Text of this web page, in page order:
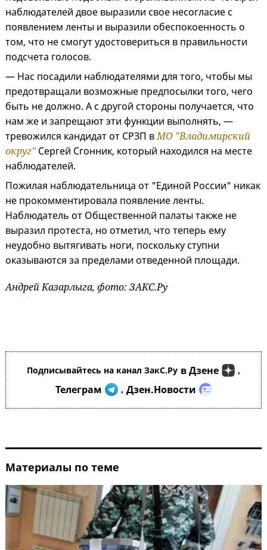
наблюдателей двое выразили свое несогласие с
появлением ленты и выразили обеспокоенность о
том, что не смогут удостовериться в правильности
подсчета голосов.
— Нас посадили наблюдателями для того, чтобы мы
предотвращали возможные предпосылки того, чего
быть не должно. А с другой стороны получается, что
нам же и запрещают эти функции выполнять, —
тревожился кандидат от СРЗП вМО "Владимирский
округ" Сергей Сгонник, который находился на месте
наблюдателей.
Пожилая наблюдательница от "Единой России" никак
не прокомментировала появление ленты.
Наблюдатель от Общественной палаты также не
выразил протеста, но отметил, что теперь ему
неудобно вытягивать ноги, поскольку ступни
оказываются за пределами отведенной площади.
Андрей Казарлыга, фото: ЗАКС.Ру
Подписывайтесь на канал ЗакС.Ру в Дзене ,
Телеграм , Дзен.Новости
Материалы по теме